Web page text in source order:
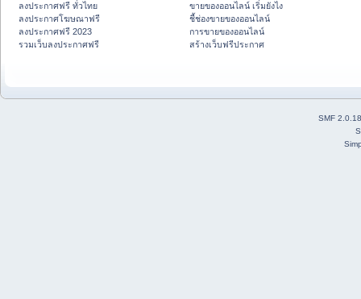
ลงประกาศฟรี ทั่วไทย
ลงประกาศโฆษณาฟรี
ลงประกาศฟรี 2023
รวมเว็บลงประกาศฟรี
ขายของออนไลน์ เริ่มยังไง
ชี้ช่องขายของออนไลน์
การขายของออนไลน์
สร้างเว็บฟรีประกาศ
SMF 2.0.18